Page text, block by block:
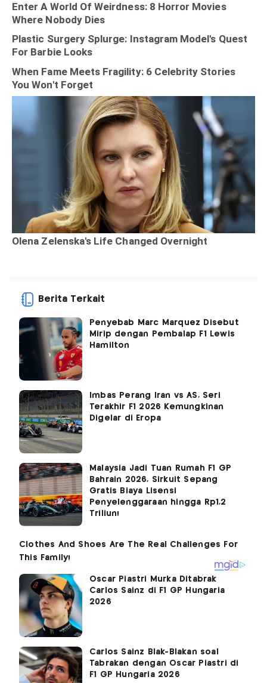
Berita Terkait
Penyebab Marc Marquez Disebut
Mirip dengan Pembalap F1 Lewis
Hamilton
Imbas Perang Iran vs AS, Seri
Terakhir F1 2026 Kemungkinan
Digelar di Eropa
Malaysia Jadi Tuan Rumah F1 GP
Bahrain 2026, Sirkuit Sepang
Gratis Biaya Lisensi
Penyelenggaraan hingga Rp1,2
Triliun!
Oscar Piastri Murka Ditabrak
Carlos Sainz di F1 GP Hungaria
2026
Carlos Sainz Blak-Blakan soal
Tabrakan dengan Oscar Piastri di
F1 GP Hungaria 2026